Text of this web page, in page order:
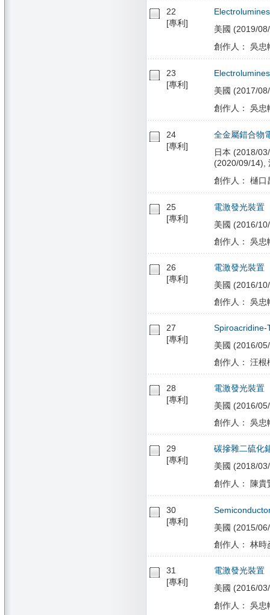
22
[專利]
美國 (2019/
創作人： 吳
23
[專利]
美國 (2017/
創作人： 吳
24
[專利]
全金屬錯合物
日本 (2018/
(2020/09/14),
創作人： 樋
25
[專利]
電激發光裝置
美國 (2016/
創作人： 吳忠
26
[專利]
電激發光裝置
美國 (2016/
創作人： 吳忠
27
[專利]
Spiroacridine-
美國 (2016/
創作人： 汪根
28
[專利]
電激發光裝置
美國 (2016/
創作人： 吳忠
29
[專利]
碳摻雜二硫化
美國 (2018/
創作人： 陳
30
[專利]
美國 (2015/
創作人： 林時
31
[專利]
電激發光裝置
美國 (2016/
創作人： 吳